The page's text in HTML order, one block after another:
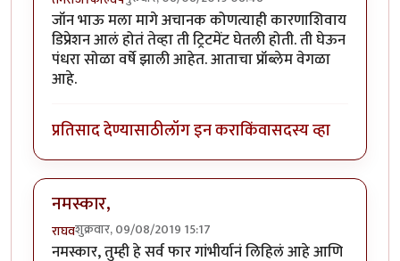
जॉन भाऊ मला मागे अचानक कोणत्याही कारणाशिवाय
डिप्रेशन आलं होतं तेव्हा ती ट्रिटमेंट घेतली होती. ती घेऊन
पंधरा सोळा वर्षे झाली आहेत. आताचा प्रॉब्लेम वेगळा
आहे.
प्रतिसाद देण्यासाठीलॉग इन कराकिंवासदस्य व्हा
नमस्कार,
राघवशुक्रवार, 09/08/2019 15:17
नमस्कार, तुम्ही हे सर्व फार गांभीर्यानं लिहिलं आहे आणि